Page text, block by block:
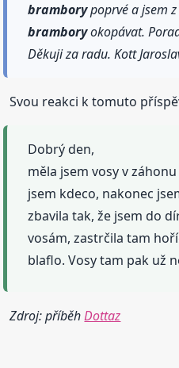
bramborypoprvé a jsem
bramboryokopávat.
Děkuji za radu. Kott
Svou reakci k tomuto
Dobrý den,
měla jsem vosy v
jsem kdeco, nakonec
zbavila tak, že jsem do
vosám, zastrčila tam
blaflo. Vosy tam pak už
Zdroj: příběhDottaz